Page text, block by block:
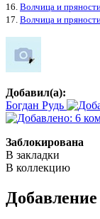
16. Волчица и
17. Волчица и
Добавил(а):
Богдан Рудь
Заблокирована
В закладки
В коллекцию